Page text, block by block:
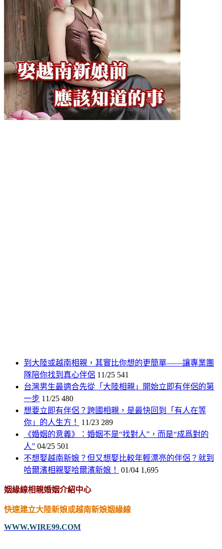
到大陸或越南相親，其實比你想的更簡單——讓專業團
隊陪你找到真心伴侶 11/25 541
台灣男生最適合先從「大陸相親」開始立即有伴侶的第
一步 11/25 480
想要立即有伴侶？跨國相親，是最快回到「有人在等
你」的人生方！
11/23 289
《婚姻的意義》：婚姻不是“找對人”，而是“成爲對的
人” 04/25 501
不想娶越南新娘？但又想娶比較年輕漂亮的伴侶？就到
哈爾濱相親娶哈爾濱新娘！
01/04 1,695
姻緣線相親婚姻介紹中心
快速建立大陸新娘或越南新娘姻緣線
WWW.WIRE99.COM